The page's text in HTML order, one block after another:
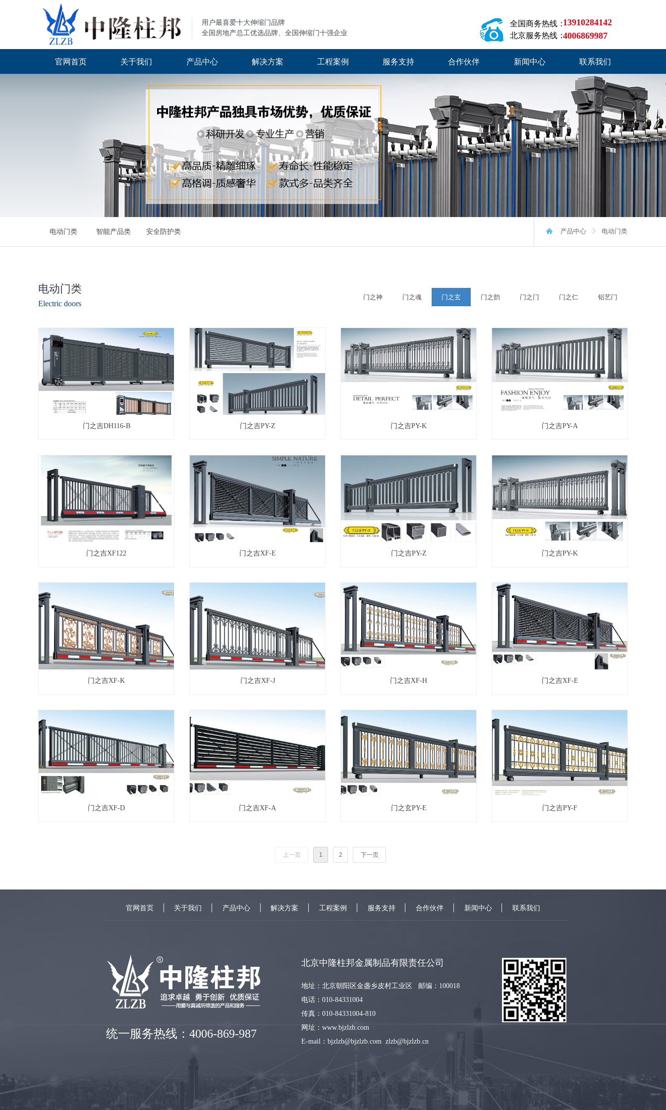
官网首页 关于我们 产品中心 解决方案 工程案例 服务支持 合作伙伴 新闻中心 联系我们
用户最喜爱十大伸缩门品牌
全国房地产总工优选品牌、全国伸缩门十强企业
全国商务热线：
北京服务热线：
13910284142
4006869987
产品中心 ꁕ 电动门类
电动门类 智能产品类 安全防护类
电动门类
Electric doors
门之神 门之魂 门之玄 门之韵 门之门 门之仁 铝艺门
门之吉DH116-B 门之吉PY-Z 门之吉PY-K 门之吉PY-A
门之吉XF122 门之吉XF-E 门之吉PY-Z 门之吉PY-K
门之吉XF-K 门之吉XF-J 门之吉XF-H 门之吉XF-E
门之吉XF-D 门之吉XF-A 门之玄PY-E 门之吉PY-F
上一页 1 2 下一页
北京中隆柱邦金属制品有限责任公司
地址：北京朝阳区金盏乡皮村工业区 邮编：100018
电话：010-84331004
传真：010-84331004-810
网址：www.bjzlzb.com
E-mail：bjzlzb@bjzlzb.com zlzb@bjzlzb.cn
官网首页 关于我们 产品中心 解决方案 工程案例 服务支持 合作伙伴 新闻中心 联系我们
统一服务热线：4006-869-987